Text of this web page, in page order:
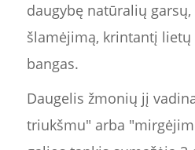
daugybę natūralių
šlamėjimą, krintantį lietų
bangas.
Daugelis žmonių jį
triukšmu" arba